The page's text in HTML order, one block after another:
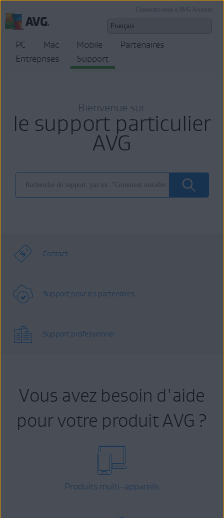
Connectez-vous à AVG Account
PC Mac Mobile
Partenaires
Entreprises
Support
Bienvenue sur
le support particulier
AVG
Contact
Support pour les partenaires
Support professionnel
Vous avez besoin d'aide
pour votre produit AVG ?
Produits multi-appareils